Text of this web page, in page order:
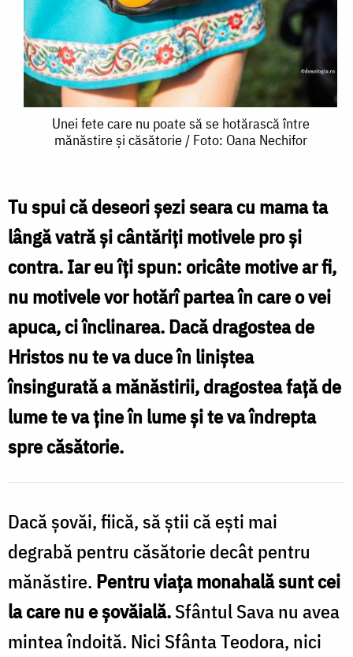
Unei
nu
poate
să
hotărască
între
mănăstire
și
căsătorie
/
Foto:
Nechifor
Unei fete care nu poate să se hotărască între
mănăstire și căsătorie / Foto: Oana Nechifor
Tu spui că deseori șezi seara cu mama ta
lângă vatră și cântăriți motivele pro și
contra. Iar eu îți spun: oricâte motive ar fi,
nu motivele vor hotărî partea în care o vei
apuca, ci înclinarea. Dacă dragostea de
Hristos nu te va duce în liniștea
însingurată a mănăstirii, dragostea față de
lume te va ține în lume și te va îndrepta
spre căsătorie.
Dacă şovăi, fiică, să ştii că eşti mai
degrabă pentru căsătorie decât pentru
mănăstire. Pentru viaţa monahală sunt cei
la care nu e şovăială.Sfântul Sava nu avea
mintea îndoită. Nici Sfânta Teodora, nici